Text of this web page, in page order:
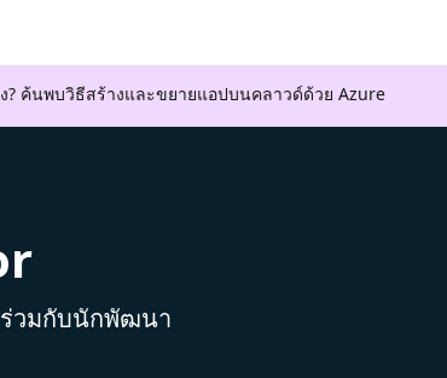
? ค้นพบวิธีสร้างและขยายแอปบนคลาวด์ด้วย Azure
ร่วมกับนักพัฒนา